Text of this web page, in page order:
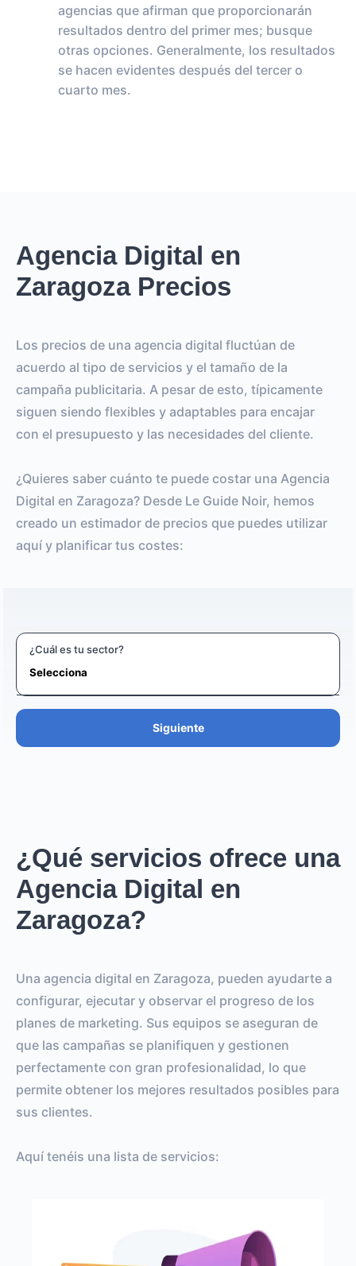
agencias que afirman que proporcionarán
resultados dentro del primer mes; busque
otras opciones. Generalmente, los resultados
se hacen evidentes después del tercer o
cuarto mes.
Agencia Digital en
Zaragoza Precios
Los precios de una agencia digital fluctúan de
acuerdo al tipo de servicios y el tamaño de la
campaña publicitaria. A pesar de esto, típicamente
siguen siendo flexibles y adaptables para encajar
con el presupuesto y las necesidades del cliente.
¿Quieres saber cuánto te puede costar una Agencia
Digital en Zaragoza? Desde Le Guide Noir, hemos
creado un estimador de precios que puedes utilizar
aquí y planificar tus costes:
¿Cuál es tu sector?
Siguiente
¿Qué servicios ofrece una
Agencia Digital en
Zaragoza?
Una agencia digital en Zaragoza, pueden ayudarte a
configurar, ejecutar y observar el progreso de los
planes de marketing. Sus equipos se aseguran de
que las campañas se planifiquen y gestionen
perfectamente con gran profesionalidad, lo que
permite obtener los mejores resultados posibles para
sus clientes.
Aquí tenéis una lista de servicios: